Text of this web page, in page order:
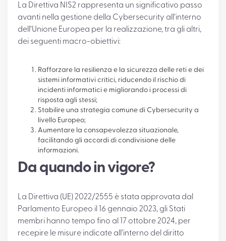
La Direttiva NIS2 rappresenta un significativo passo
avanti nella gestione della Cybersecurity all’interno
dell’Unione Europea per la realizzazione, tra gli altri,
dei seguenti macro-obiettivi:
Rafforzare la resilienza e la sicurezza delle reti e dei
sistemi informativi critici, riducendo il rischio di
incidenti informatici e migliorando i processi di
risposta agli stessi;
Stabilire una strategia comune di Cybersecurity a
livello Europeo;
Aumentare la consapevolezza situazionale,
facilitando gli accordi di condivisione delle
informazioni.
Da quando in vigore?
La Direttiva (UE) 2022/2555 è stata approvata dal
Parlamento Europeo il 16 gennaio 2023, gli Stati
membri hanno tempo fino al 17 ottobre 2024, per
recepire le misure indicate all’interno del diritto